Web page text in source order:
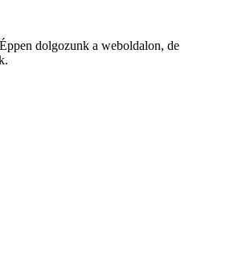
dolgozunk a weboldalon, de